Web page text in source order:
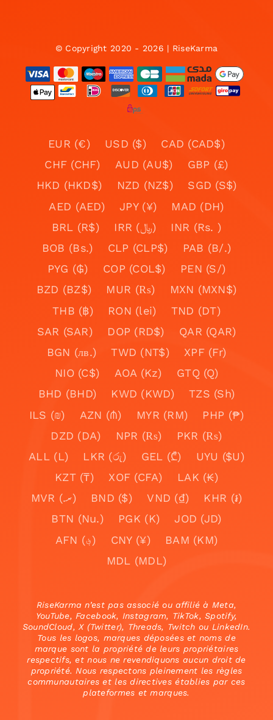
© Copyright 2020 - 2026 | RiseKarma
EUR (€) USD ($)
CAD (CAD$)
CHF (CHF)
AUD (AU$)
GBP (£)
HKD (HKD$)
NZD (NZ$)
SGD (S$)
AED (AED)
JPY (¥)
MAD (DH)
BRL (R$)
IRR (﷼)
INR (Rs. )
BOB (Bs.)
CLP (CLP$)
PAB (B/.)
PYG (₲)
COP (COL$)
PEN (S/)
BZD (BZ$)
MUR (₨)
MXN (MXN$)
THB (฿)
RON (lei)
TND (DT)
SAR (SAR)
DOP (RD$)
QAR (QAR)
BGN (лв.)
TWD (NT$)
XPF (Fr)
NIO (C$)
AOA (Kz)
GTQ (Q)
BHD (BHD)
KWD (KWD)
TZS (Sh)
ILS (₪)
AZN (₼) MYR (RM)
PHP (₱)
DZD (DA)
NPR (₨)
PKR (₨)
ALL (L)
LKR (රු) GEL (₾)
UYU ($U)
KZT (₸)
XOF (CFA)
LAK (₭)
MVR (.ރ)
BND ($) VND (₫)
KHR (៛)
BTN (Nu.)
PGK (K)
JOD (JD)
AFN (؋)
CNY (¥)
BAM (KM)
MDL (MDL)
RiseKarma n’est pas associé ou affilié à Meta,
YouTube, Facebook, Instagram, TikTok, Spotify,
SoundCloud, X (Twitter), Threads, Twitch ou LinkedIn.
Tous les logos, marques déposées et noms de
marque sont la propriété de leurs propriétaires
respectifs, et nous ne revendiquons aucun droit de
propriété. Nous respectons pleinement les règles
communautaires et les directives établies par ces
plateformes et marques.